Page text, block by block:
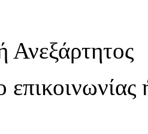
Ανεξάρτητος